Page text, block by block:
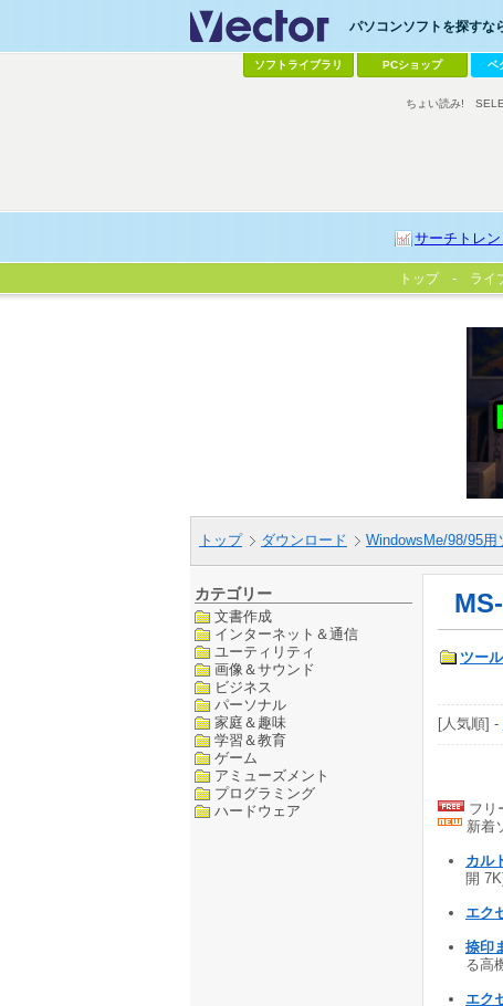
パソコンソフトを探すな
ソフトライブラリ PCショップ ベ
サーチトレン
ちょい読み!
トップ ライ
トップ ダウンロード WindowsMe/98/95用
カテゴリー
文書作成
インターネット＆通信
ユーティリティ
画像＆サウンド
ビジネス
パーソナル
家庭＆趣味
学習＆教育
ゲーム
アミューズメント
プログラミング
ハードウェア
ツー
[人気順] -
フリ
新着
カル
開
エク
捺印
る高
エク